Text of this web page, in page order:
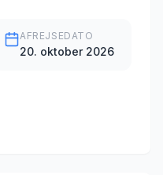
AFREJSEDATO
20. oktober 2026